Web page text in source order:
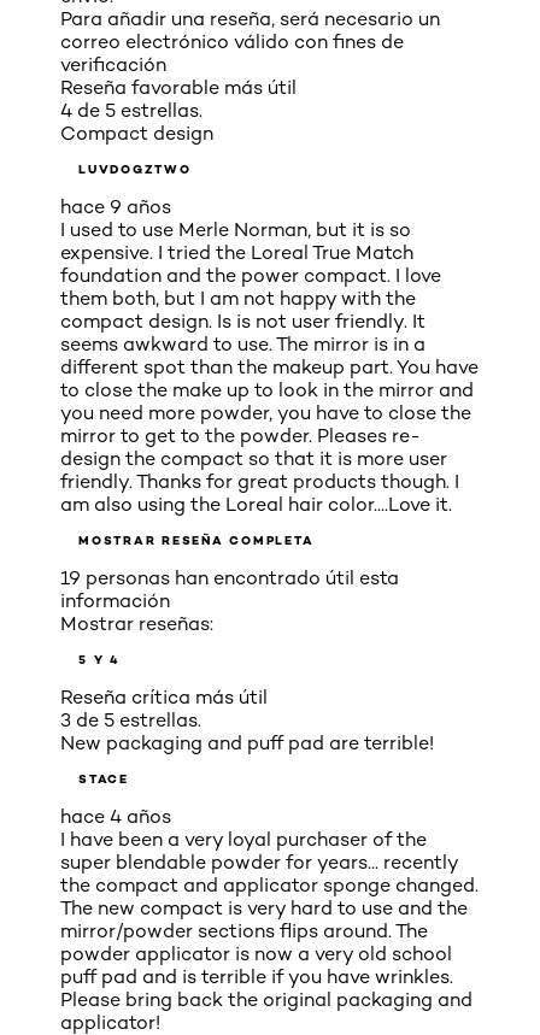
Para añadir una reseña, será necesario un
correo electrónico válido con fines de
verificación
Reseña favorable más útil
4 de 5 estrellas.
Compact design
LUVDOGZTWO
hace 9 años
I used to use Merle Norman, but it is so
expensive. I tried the Loreal True Match
foundation and the power compact. I love
them both, but I am not happy with the
compact design. Is is not user friendly. It
seems awkward to use. The mirror is in a
different spot than the makeup part. You have
to close the make up to look in the mirror and
you need more powder, you have to close the
mirror to get to the powder. Pleases re-
design the compact so that it is more user
friendly. Thanks for great products though. I
am also using the Loreal hair color....Love it.
MOSTRAR RESEÑA COMPLETA
19 personas han encontrado útil esta
información
Mostrar reseñas:
5 Y 4
Reseña crítica más útil
3 de 5 estrellas.
New packaging and puff pad are terrible!
STACE
hace 4 años
I have been a very loyal purchaser of the
super blendable powder for years... recently
the compact and applicator sponge changed.
The new compact is very hard to use and the
mirror/powder sections flips around. The
powder applicator is now a very old school
puff pad and is terrible if you have wrinkles.
Please bring back the original packaging and
applicator!